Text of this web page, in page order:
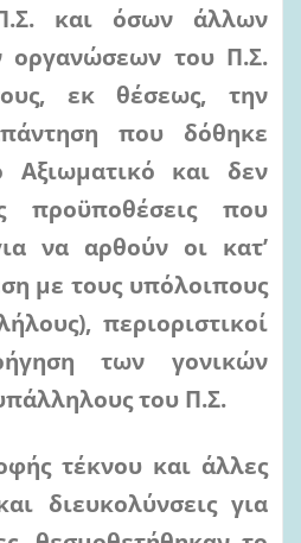
και όσων άλλων
οργανώσεων του Π.Σ.
εκ θέσεως, την
που δόθηκε
Αξιωματικό και δεν
προϋποθέσεις που
να αρθούν οι κατ’
με τους υπόλοιπους
περιοριστικοί
των γονικών
του Π.Σ.
τέκνου και άλλες
διευκολύνσεις για